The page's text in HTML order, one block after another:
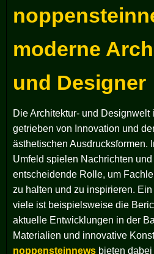
moderne
und Designer
Die Architektur- und Designwelt
getrieben von Innovation und
ästhetischen Ausdrucksformen.
Umfeld spielen Nachrichten
entscheidende Rolle, um
zu halten und zu inspirieren.
viele ist beispielsweise die
aktuelle Entwicklungen in der
Materialien und innovative
noppensteinnews bieten